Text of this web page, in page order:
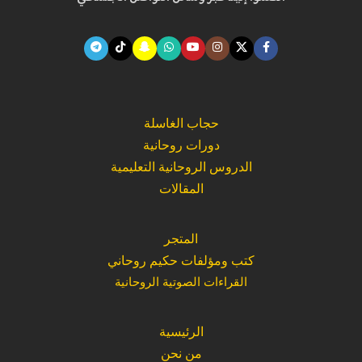
حجاب الغاسلة
دورات روحانية
الدروس الروحانية التعليمية
المقالات
المتجر
كتب ومؤلفات حكيم روحاني
القراءات الصوتية الروحانية
الرئيسية
من نحن